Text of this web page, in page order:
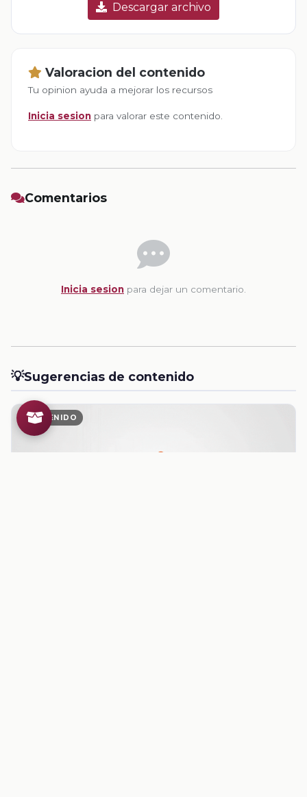
Descargar archivo
Valoracion del contenido
Tu opinion ayuda a mejorar los recursos
Inicia sesion para valorar este contenido.
Comentarios
Inicia sesion para dejar un comentario.
💡Sugerencias de contenido
CONTENIDO